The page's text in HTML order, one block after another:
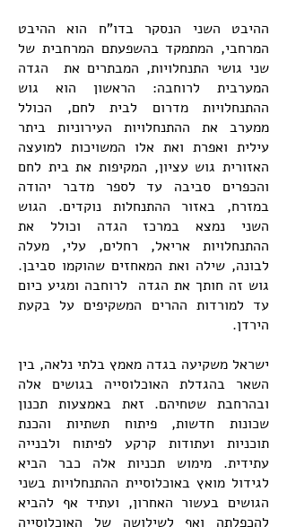
ההיבט השני הנסקר בדו"ח הוא ההיבט
המרחבי, המתמקד בהשפעתם המרחבית של
שני גושי התנחלויות, המבתרים את הגדה
המערבית לרוחבה: הראשון הוא גוש
ההתנחלויות מדרום לבית לחם, הכולל
ממערב את ההתנחלויות העירוניות ביתר
עילית ואפרת ואת אלו המשויכות למועצה
האזורית גוש עציון, המקיפות את בית לחם
והכפרים סביבה עד לספר מדבר יהודה
במזרח, באזור ההתנחלות נוקדים. הגוש
השני נמצא במרכז הגדה וכולל את
ההתנחלויות אריאל, רחלים, עלי, מעלה
לבונה, שילה ואת המאחזים שהוקמו סביבן.
גוש זה חותך את הגדה לרוחבה ומגיע כיום
עד למורדות ההרים המשקיפים על בקעת
הירדן.
ישראל משקיעה בגדה מאמץ בלתי נלאה, בין
השאר בהגדלת האוכלוסייה בגושים אלה
ובהרחבת שטחיהם. זאת באמצעות תכנון
שכונות חדשות, פיתוח תשתיות והכנת
תוכניות ועתודות קרקע לפיתוח ולבנייה
עתידית. מימוש תכניות אלה כבר הביא
לגידול מואץ באוכלוסיית ההתנחלויות בשני
הגושים בעשור האחרון, ועתיד אף להביא
להכפלתה ואף לשילושה של האוכלוסייה